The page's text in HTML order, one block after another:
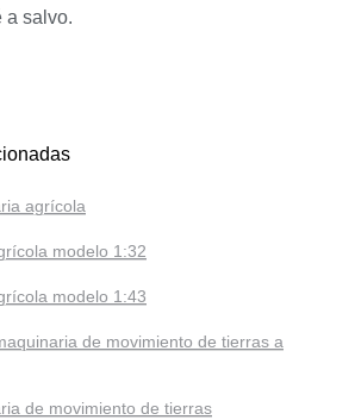
a salvo.
agrícola
modelo 1:32
modelo 1:43
de movimiento de tierras a
de movimiento de tierras